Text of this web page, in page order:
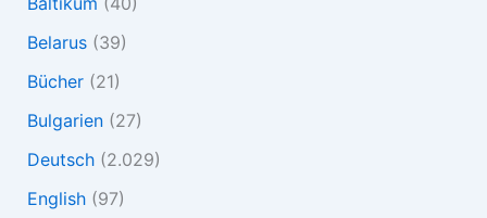
Belarus(39)
Bücher(21)
Bulgarien(27)
Deutsch(2.029)
English(97)